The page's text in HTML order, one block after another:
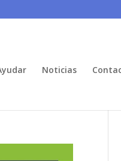
Noticias